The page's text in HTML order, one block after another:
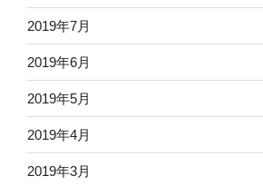
2019年7月
2019年6月
2019年5月
2019年4月
2019年3月